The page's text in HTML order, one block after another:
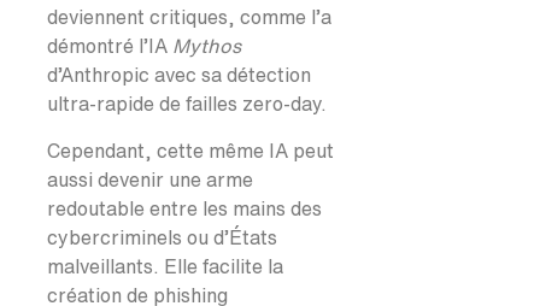
deviennent critiques, comme l’a
démontré l’IA Mythos
d’Anthropic avec sa détection
ultra-rapide de failles zero-day.
Cependant, cette même IA peut
aussi devenir une arme
redoutable entre les mains des
cybercriminels ou d’États
malveillants. Elle facilite la
création de phishing